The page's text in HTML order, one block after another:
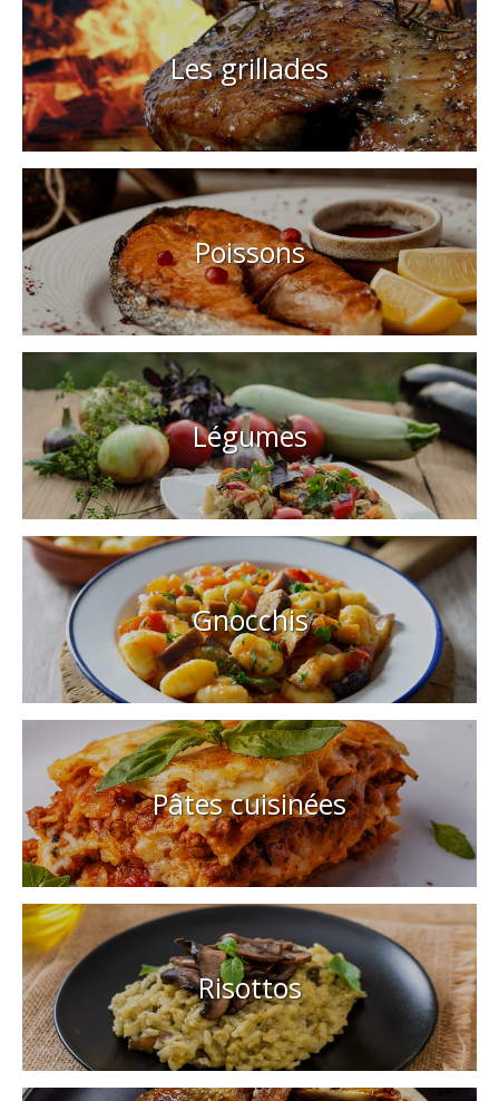
Les grillades
Poissons
Légumes
Gnocchis
Pâtes cuisinées
Risottos